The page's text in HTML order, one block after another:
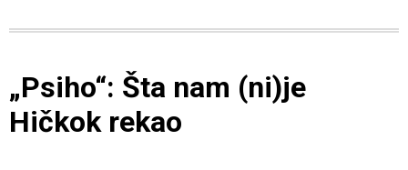
„Psiho“: Šta nam (ni)je
Hičkok rekao